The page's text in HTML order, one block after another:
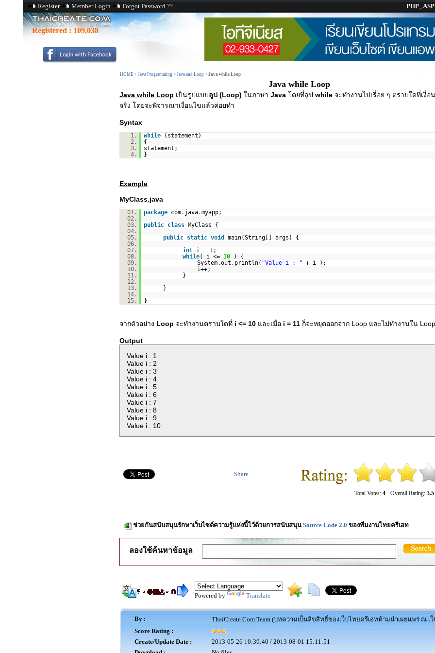
Register Member Login Forgot Password ?? PHP, ASP
Registered : 109,038
HOME > Java Programming > Java and Loop > Java while Loop
Java while Loop
Java while Loop เป็นรูปแบบลูป (Loop) ในภาษา Java โดยที่ลูป while จะทำงานไปเรื่อย ๆ ตราบใดที่เงื่
จริง โดยจะพิจารณาเงื่อนไขแล้วค่อยทำ
Syntax
1. while
(statement)
2.
{
3.
statement;
4.
}
Example
MyClass.java
01. package
com.java.myapp;
02.
03.
public class
MyClass {
04.
05.
public static void
main(String[] args) {
06.
07.
int i = 1;
08.
while( i <= 10
) {
09.
System.out.println( "Value i : " + i );
10.
i++;
11.
}
12.
13.
}
14.
15.
}
จากตัวอย่าง Loop จะทำงานตราบใดที่ i <= 10 และเมื่อ i = 11 ก็จะหยุดออกจาก Loop และไม่ทำงานใน Loop
Output
Value i : 1
Value i : 2
Value i : 3
Value i : 4
Value i : 5
Value i : 6
Value i : 7
Value i : 8
Value i : 9
Value i : 10
Total Votes: 4 Overall Rating:
Share
ช่วยกันสนับสนุนรักษาเว็บไซต์ความรู้แห่งนี้ไว้ด้วยการสนับสนุน Source Code 2.0 ของทีมงานไทยครีเอท
ลองใช้ค้นหาข้อมูล
Powered by Translate
By :
ThaiCreate.Com Team (บทความเป็นลิขสิทธิ์ของเว็บไทยครีเอทห้ามนำเผยแพร่ ณ เ
Score Rating :
Create/Update Date :
2013-05-26 10:39:40 / 2013-08-01 15:11:51